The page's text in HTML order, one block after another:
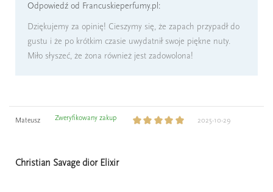
Odpowiedź od Francuskieperfumy.pl:
Dziękujemy za opinię! Cieszymy się, że zapach przypadł do
gustu i że po krótkim czasie uwydatnił swoje piękne nuty.
Miło słyszeć, że żona również jest zadowolona!
Mateusz Zweryfikowany zakup 2025-10-29
Christian Savage dior Elixir